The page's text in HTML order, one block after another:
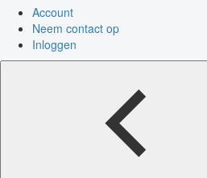
Account
Neem contact op
Inloggen